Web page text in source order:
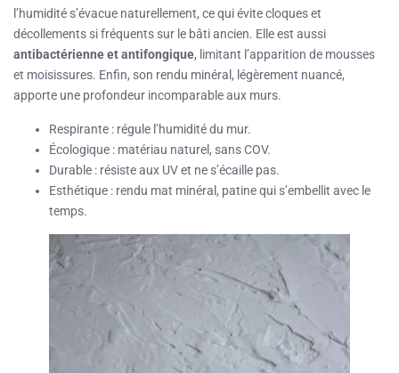
l’humidité s’évacue naturellement, ce qui évite cloques et
décollements si fréquents sur le bâti ancien. Elle est aussi
antibactérienne et antifongique, limitant l’apparition de mousses
et moisissures. Enfin, son rendu minéral, légèrement nuancé,
apporte une profondeur incomparable aux murs.
Respirante : régule l’humidité du mur.
Écologique : matériau naturel, sans COV.
Durable : résiste aux UV et ne s’écaille pas.
Esthétique : rendu mat minéral, patine qui s’embellit avec le
temps.